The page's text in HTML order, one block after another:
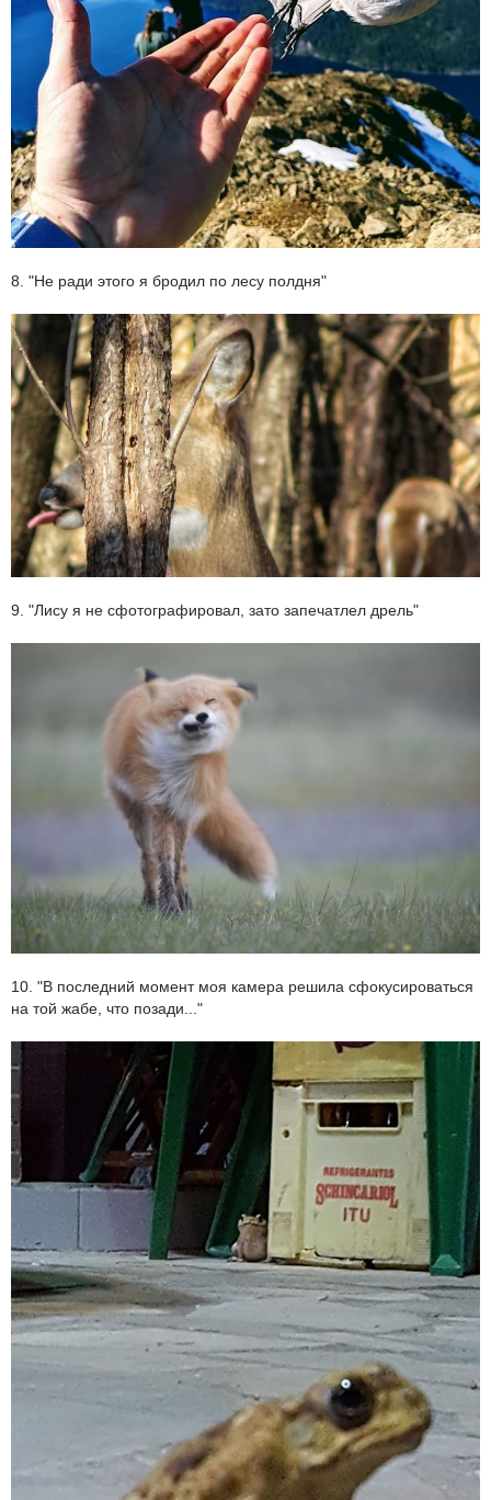
8. "Не ради этого я бродил по лесу полдня"
9. "Лису я не сфотографировал, зато запечатлел дрель"
10. "В последний момент моя камера решила сфокусироваться
на той жабе, что позади..."